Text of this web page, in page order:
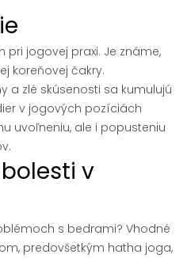
pri jogovej praxi. Je známe,
koreňovej čakry.
a zlé skúsenosti sa kumulujú
v jogových pozíciách
uvoľneniu, ale i popusteniu
v
s bedrami? Vhodné
predovšetkým hatha joga,